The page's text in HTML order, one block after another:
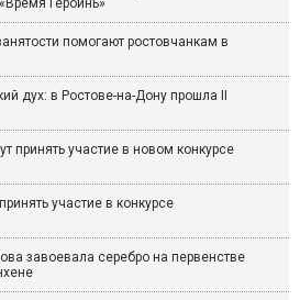
Героинь»
помогают ростовчанкам в
дух: в Ростове-на-Дону прошла II
принять участие в новом конкурсе
участие в конкурсе
завоевала серебро на первенстве